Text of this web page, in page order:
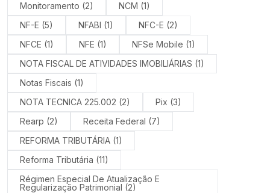
Monitoramento (2) NCM (1)
NF-E (5) NFABI (1) NFC-E (2)
NFCE (1) NFE (1) NFSe Mobile (1)
NOTA FISCAL DE ATIVIDADES IMOBILIÁRIAS (1)
Notas Fiscais (1)
NOTA TECNICA 225.002 (2) Pix (3)
Rearp (2) Receita Federal (7)
REFORMA TRIBUTÁRIA (1)
Reforma Tributária (11)
Régimen Especial De Atualização E
Regularização Patrimonial (2)